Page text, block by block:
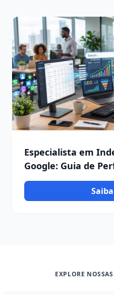
Especialista em
Google: Guia de
EXPLORE